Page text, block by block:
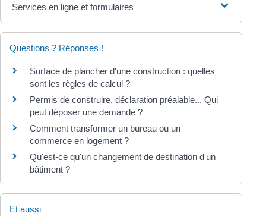
Services en ligne et formulaires
Questions ? Réponses !
Surface de plancher d'une construction : quelles
sont les règles de calcul ?
Permis de construire, déclaration préalable... Qui
peut déposer une demande ?
Comment transformer un bureau ou un
commerce en logement ?
Qu'est-ce qu'un changement de destination d'un
bâtiment ?
Et aussi